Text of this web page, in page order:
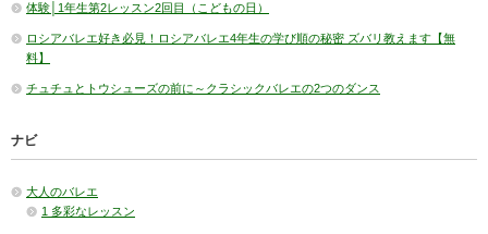
体験│1年生第2レッスン2回目（こどもの日）
ロシアバレエ好き必見！ロシアバレエ4年生の学び順の秘密 ズバリ教えます【無
料】
チュチュとトウシューズの前に～クラシックバレエの2つのダンス
ナビ
大人のバレエ
1 多彩なレッスン